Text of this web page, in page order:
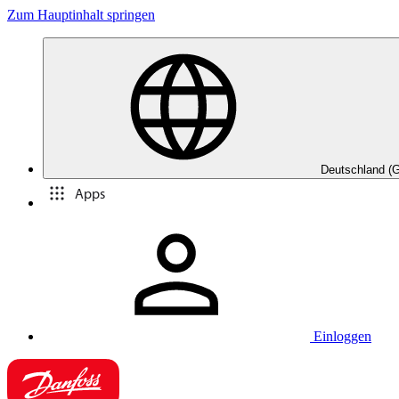
Zum Hauptinhalt springen
Deutschland
Apps
Einloggen